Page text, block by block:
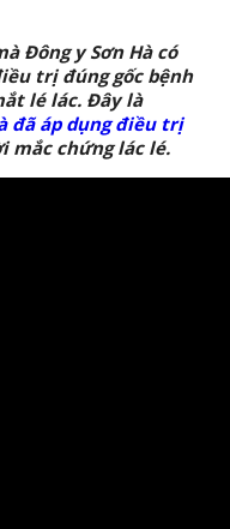
Đông y Sơn Hà có
trị đúng gốc bệnh
lé lác. Đây là
đã áp dụng điều trị
chứng lác lé.